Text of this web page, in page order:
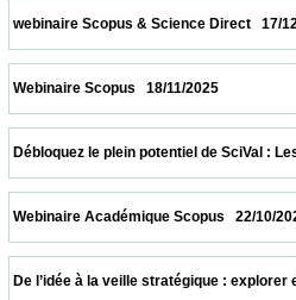
webinaire Scopus & Science
Webinaire Scopus   18/11/
Débloquez le plein potentiel de
Webinaire Académique Scopus
De l’idée à la veille stratégique :